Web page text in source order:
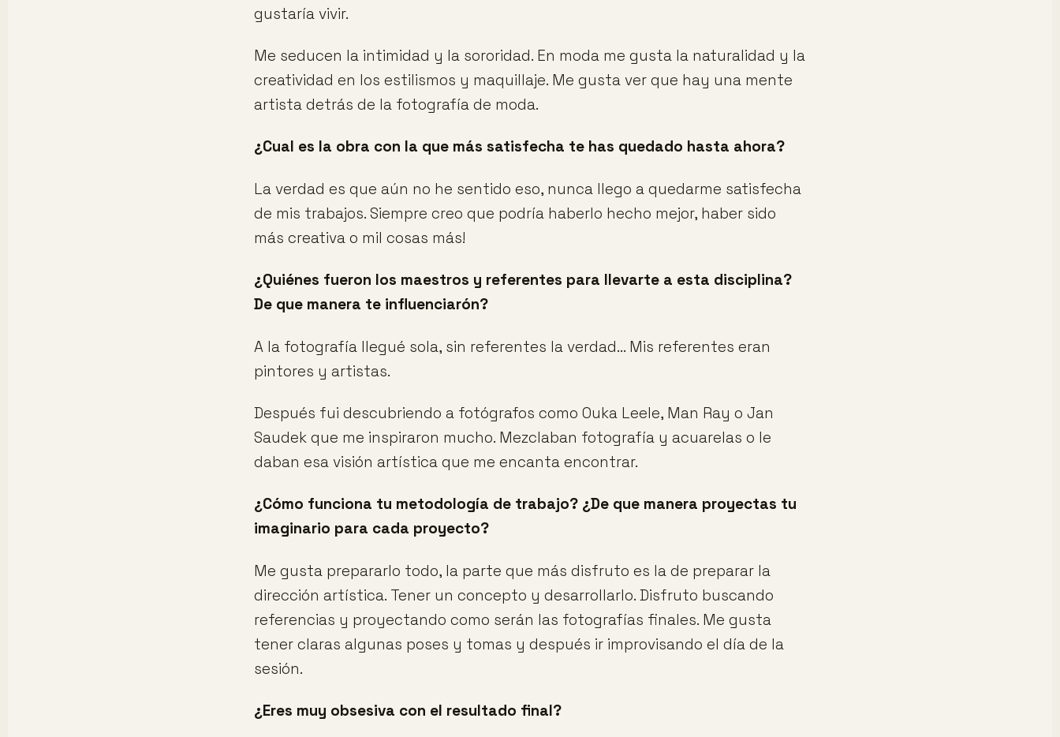
gustaría vivir.
Me seducen la intimidad y la sororidad. En moda me gusta la naturalidad y la
creatividad en los estilismos y maquillaje. Me gusta ver que hay una mente
artista detrás de la fotografía de moda.
¿Cual es la obra con la que más satisfecha te has quedado hasta ahora?
La verdad es que aún no he sentido eso, nunca llego a quedarme satisfecha
de mis trabajos. Siempre creo que podría haberlo hecho mejor, haber sido
más creativa o mil cosas más!
¿Quiénes fueron los maestros y referentes para llevarte a esta disciplina?
De que manera te influenciarón?
A la fotografía llegué sola, sin referentes la verdad... Mis referentes eran
pintores y artistas.
Después fui descubriendo a fotógrafos como Ouka Leele, Man Ray o Jan
Saudek que me inspiraron mucho. Mezclaban fotografía y acuarelas o le
daban esa visión artística que me encanta encontrar.
¿Cómo funciona tu metodología de trabajo? ¿De que manera proyectas tu
imaginario para cada proyecto?
Me gusta prepararlo todo, la parte que más disfruto es la de preparar la
dirección artística. Tener un concepto y desarrollarlo. Disfruto buscando
referencias y proyectando como serán las fotografías finales. Me gusta
tener claras algunas poses y tomas y después ir improvisando el día de la
sesión.
¿Eres muy obsesiva con el resultado final?